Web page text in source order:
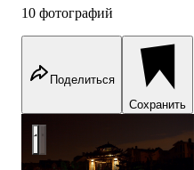
10 фотографий
Поделиться
Сохранить
Подсветка беседки